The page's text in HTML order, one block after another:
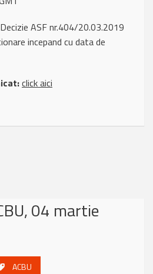
Decizie ASF nr.404/20.03.2019
incepand cu data de
click aici
04 martie
ACBU